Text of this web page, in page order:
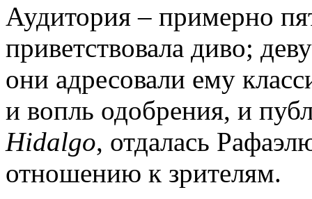
Аудитория – примерно
приветствовала диво;
они адресовали ему
и вопль одобрения, и
Hidalgo, отдалась
отношению к зрителям.